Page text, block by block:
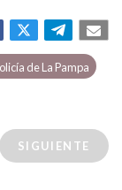
de La Pampa
SIGUIENTE